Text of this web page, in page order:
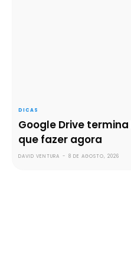
DICAS
Google Drive
que fazer agora
DAVID VENTURA - 8 DE AGOSTO, 2026